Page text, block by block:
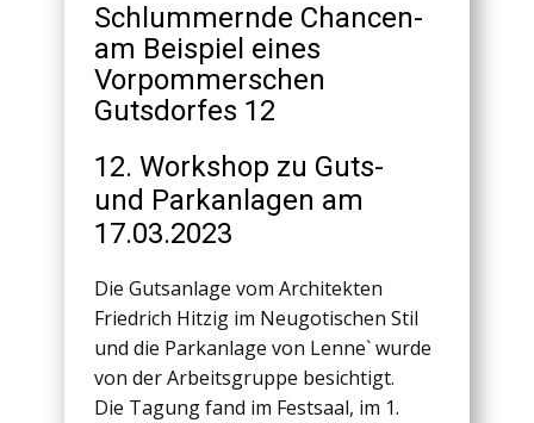
Schlummernde Chancen-
am Beispiel eines
Vorpommerschen
Gutsdorfes 12
12. Workshop zu Guts-
und Parkanlagen am
17.03.2023
Die Gutsanlage vom Architekten
Friedrich Hitzig im Neugotischen Stil
und die Parkanlage von Lenne` wurde
von der Arbeitsgruppe besichtigt.
Die Tagung fand im Festsaal, im 1.